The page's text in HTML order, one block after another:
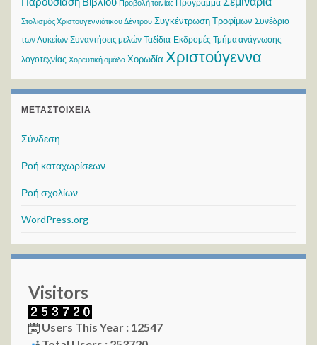
Προβολή ταινίας Πρόγραμμα
Στολισμός Χριστουγεννιάτικου Δέντρου Συγκέντρωση Τροφίμων Συνέδριο
των Λυκείων Συναντήσεις μελών Ταξίδια-Εκδρομές Τμήμα ανάγνωσης
λογοτεχνίας Χορευτική ομάδα Χορωδία Χριστούγεννα
ΜΕΤΑΣΤΟΙΧΕΊΑ
Σύνδεση
Ροή καταχωρίσεων
Ροή σχολίων
WordPress.org
Visitors
Users This Year : 12547